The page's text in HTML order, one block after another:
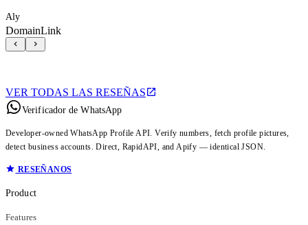
Aly
DomainLink
VER TODAS LAS RESEÑAS
Verificador de WhatsApp
Developer-owned WhatsApp Profile API. Verify numbers, fetch profile pictures,
detect business accounts. Direct, RapidAPI, and Apify — identical JSON.
RESEÑANOS
Product
Features